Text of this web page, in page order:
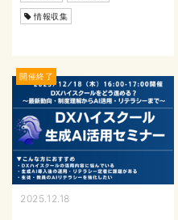
情報収集
開催終了
2025.12.18